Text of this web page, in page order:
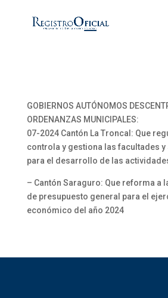
GOBIERNOS AUTÓNOMOS
ORDENANZAS MUNICIPALES:
07-2024 Cantón La Troncal: Que
controla y gestiona las facultades
para el desarrollo de las
– Cantón Saraguro: Que reforma a
de presupuesto general para el
económico del año 2024